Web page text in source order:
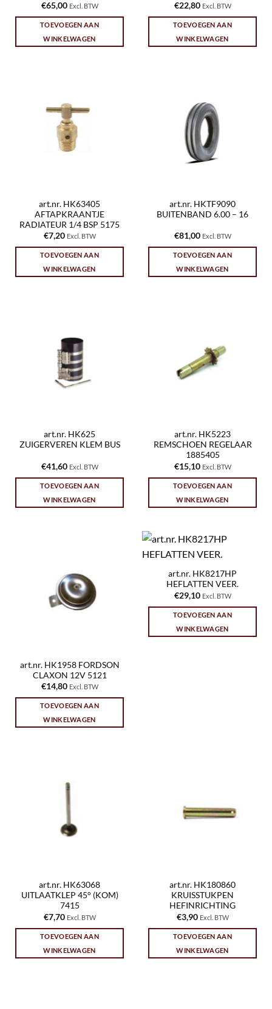
€65,00 Excl. BTW
TOEVOEGEN AAN
WINKELWAGEN
€22,80 Excl. BTW
TOEVOEGEN AAN
WINKELWAGEN
art.nr. HK63405
AFTAPKRAANTJE
RADIATEUR 1/4 BSP 5175
€7,20 Excl. BTW
TOEVOEGEN AAN
WINKELWAGEN
art.nr. HKTF9090
BUITENBAND 6.00 – 16
€81,00 Excl. BTW
TOEVOEGEN AAN
WINKELWAGEN
art.nr. HK625
ZUIGERVEREN KLEM BUS
€41,60 Excl. BTW
TOEVOEGEN AAN
WINKELWAGEN
art.nr. HK5223
REMSCHOEN REGELAAR
1885405
€15,10 Excl. BTW
TOEVOEGEN AAN
WINKELWAGEN
art.nr. HK1958 FORDSON
CLAXON 12V 5121
€14,80 Excl. BTW
TOEVOEGEN AAN
WINKELWAGEN
art.nr. HK8217HP
HEFLATTEN VEER.
€29,10 Excl. BTW
TOEVOEGEN AAN
WINKELWAGEN
art.nr. HK63068
UITLAATKLEP 45° (KOM)
7415
€7,70 Excl. BTW
TOEVOEGEN AAN
WINKELWAGEN
art.nr. HK180860
KRUISSTUKPEN
HEFINRICHTING
€3,90 Excl. BTW
TOEVOEGEN AAN
WINKELWAGEN